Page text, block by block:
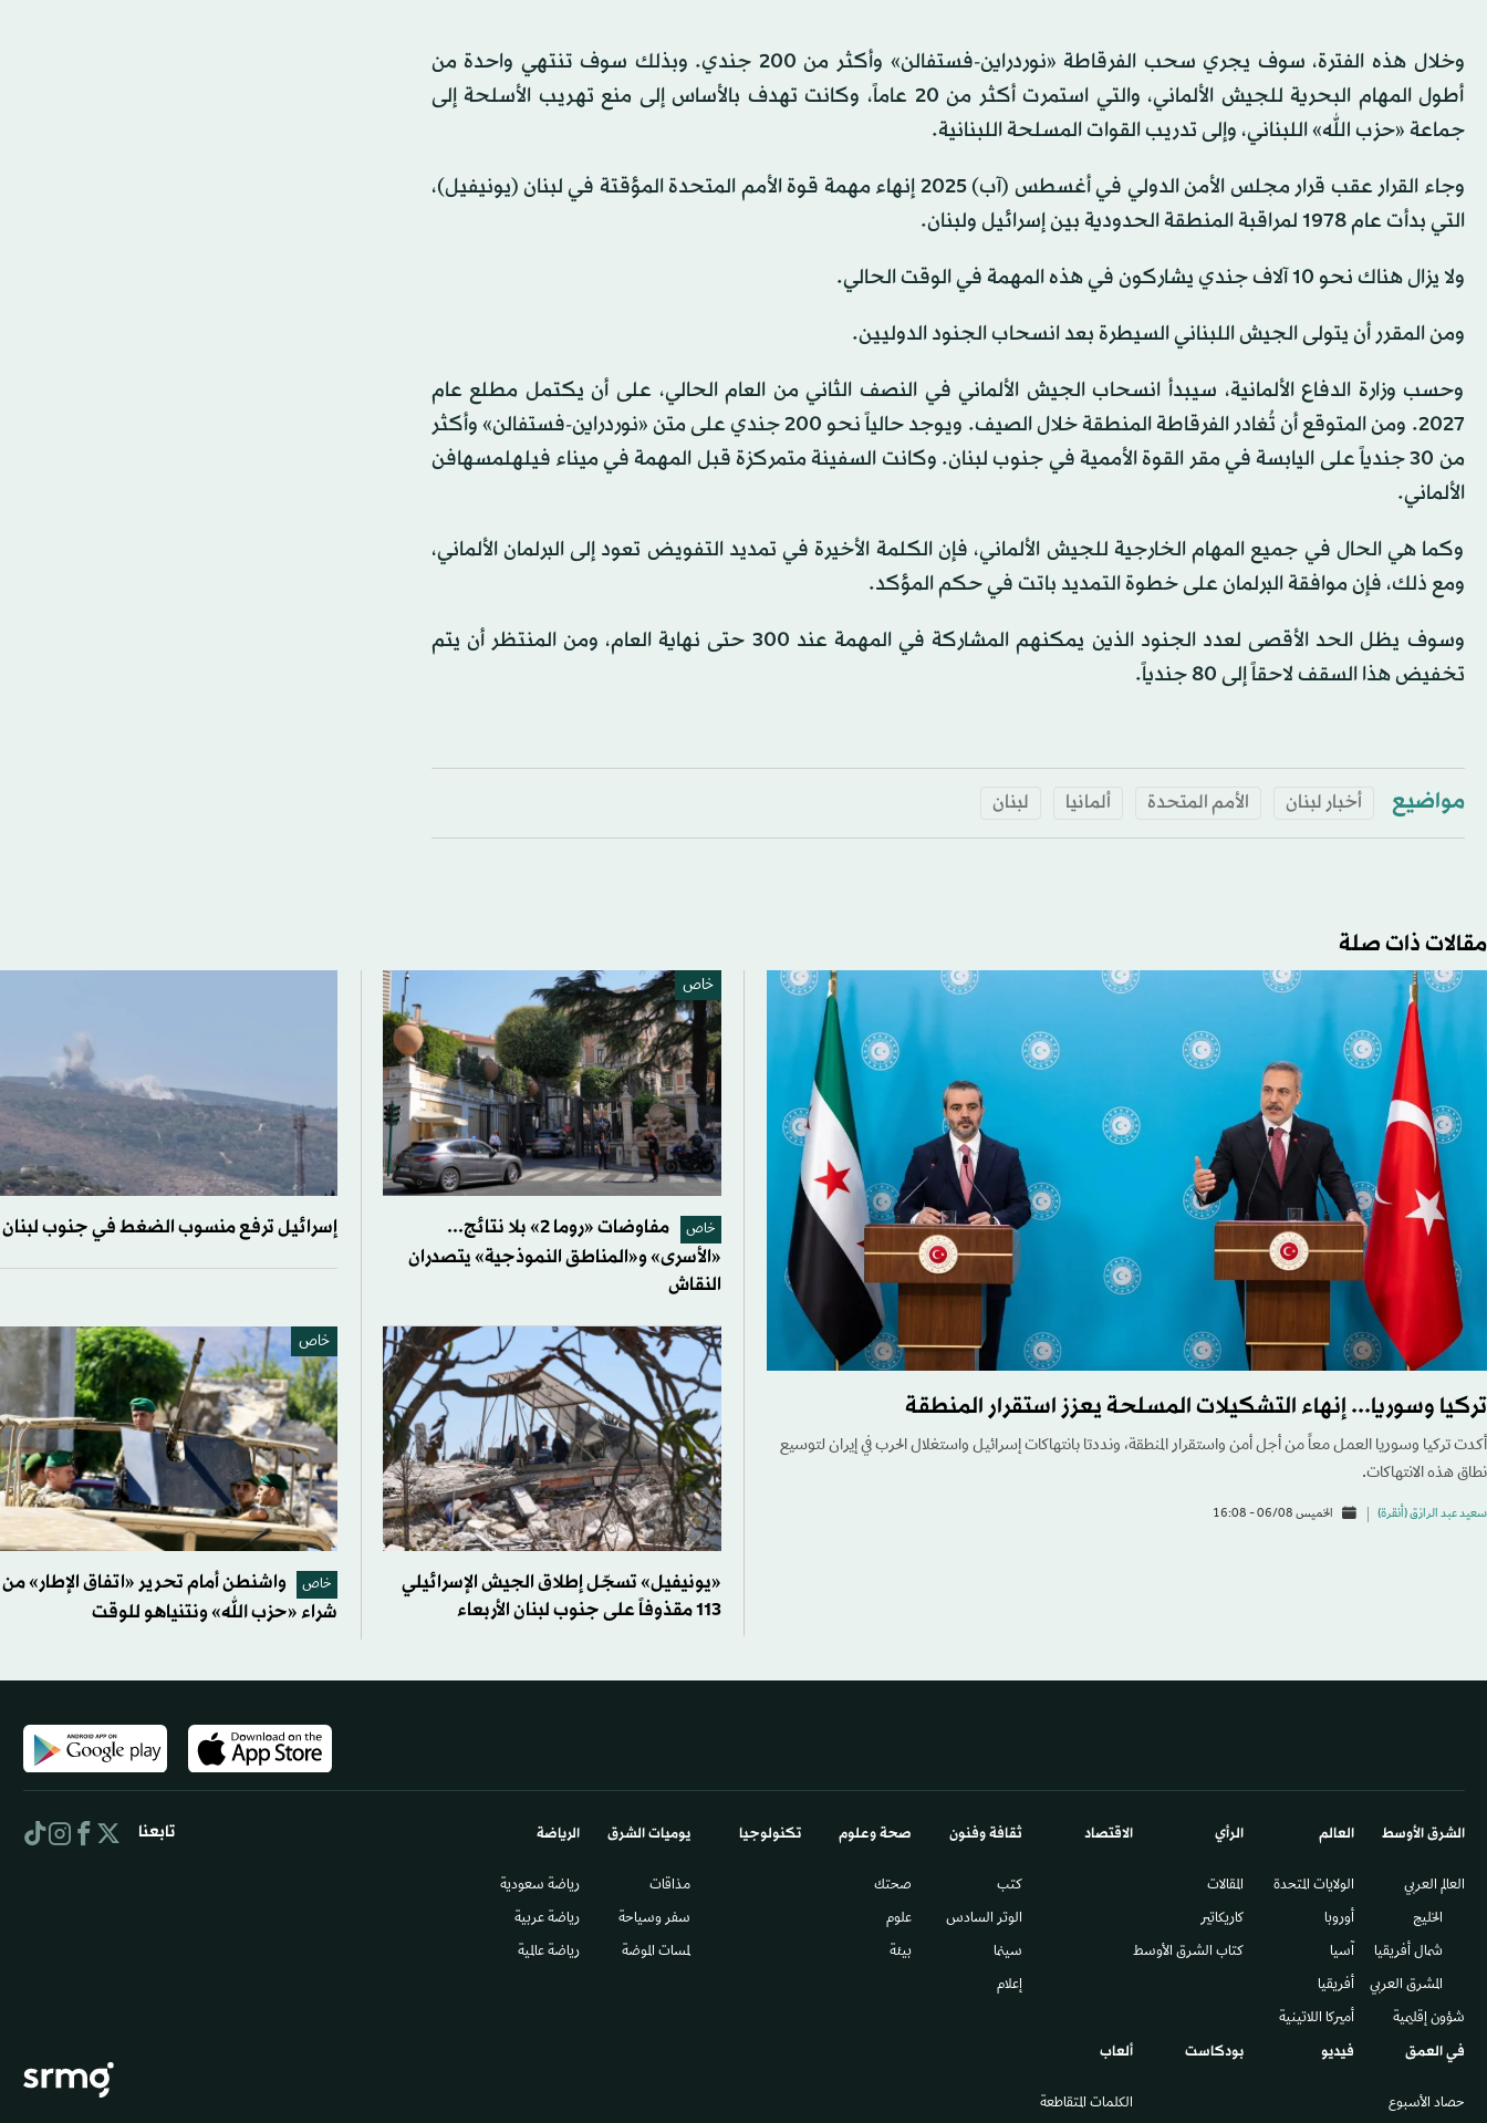
وخلال هذه الفترة، سوف يجري سحب الفرقاطة «نوردراين-فستفالن» وأكثر من 200 جندي. وبذلك سوف تنتهي واحدة من
أطول المهام البحرية للجيش الألماني، والتي استمرت أكثر من 20 عاماً، وكانت تهدف بالأساس إلى منع تهريب الأسلحة إلى
جماعة «حزب الله» اللبناني، وإلى تدريب القوات المسلحة اللبنانية.
وجاء القرار عقب قرار مجلس الأمن الدولي في أغسطس (آب) 2025 إنهاء مهمة قوة الأمم المتحدة المؤقتة في لبنان (يونيفيل)،
التي بدأت عام 1978 لمراقبة المنطقة الحدودية بين إسرائيل ولبنان.
ولا يزال هناك نحو 10 آلاف جندي يشاركون في هذه المهمة في الوقت الحالي.
ومن المقرر أن يتولى الجيش اللبناني السيطرة بعد انسحاب الجنود الدوليين.
وحسب وزارة الدفاع الألمانية، سيبدأ انسحاب الجيش الألماني في النصف الثاني من العام الحالي، على أن يكتمل مطلع عام
2027. ومن المتوقع أن تُغادر الفرقاطة المنطقة خلال الصيف. ويوجد حالياً نحو 200 جندي على متن «نوردراين-فستفالن» وأكثر
من 30 جندياً على اليابسة في مقر القوة الأممية في جنوب لبنان. وكانت السفينة متمركزة قبل المهمة في ميناء فيلهلمسهافن
الألماني.
وكما هي الحال في جميع المهام الخارجية للجيش الألماني، فإن الكلمة الأخيرة في تمديد التفويض تعود إلى البرلمان الألماني،
ومع ذلك، فإن موافقة البرلمان على خطوة التمديد باتت في حكم المؤكد.
وسوف يظل الحد الأقصى لعدد الجنود الذين يمكنهم المشاركة في المهمة عند 300 حتى نهاية العام، ومن المنتظر أن يتم
تخفيض هذا السقف لاحقاً إلى 80 جندياً.
مواضيع أخبار لبنان الأمم المتحدة ألمانيا لبنان
مقالات ذات صلة
تركيا وسوريا... إنهاء التشكيلات المسلحة يعزز استقرار المنطقة
أكدت تركيا وسوريا العمل معاً من أجل أمن واستقرار المنطقة، ونددتا بانتهاكات إسرائيل واستغلال الحرب في إيران لتوسيع
نطاق هذه الانتهاكات.
سعيد عبد الرازق (أنقرة) الخميس 06/08 - 16:08
خاص
خاص
مفاوضات «روما 2» بلا نتائج...
«الأسرى» و«المناطق النموذجية» يتصدران
النقاش
إسرائيل ترفع منسوب الضغط في جنوب لبنان
«يونيفيل» تسجّل إطلاق الجيش الإسرائيلي
113 مقذوفاً على جنوب لبنان الأربعاء
خاص
خاص
واشنطن أمام تحرير «اتفاق الإطار» من
شراء «حزب الله» ونتنياهو للوقت
الشرق الأوسط​
العالم العربي
الخليج
شمال أفريقيا
المشرق العربي
شؤون إقليمية
العالم
الولايات المتحدة
أوروبا
آسيا
أفريقيا
أميركا اللاتينية
الرأي
المقالات
كاريكاتير
كتاب الشرق الأوسط
الاقتصاد ثقافة وفنون
كتب
الوتر السادس​
سينما
إعلام
صحة وعلوم
صحتك
علوم
بيئة
تكنولوجيا يوميات الشرق​
مذاقات
سفر وسياحة
لمسات الموضة
الرياضة
رياضة سعودية
رياضة عربية
رياضة عالمية
في العمق
حصاد الأسبوع
فيديو بودكاست ألعاب
الكلمات المتقاطعة
تابعنا